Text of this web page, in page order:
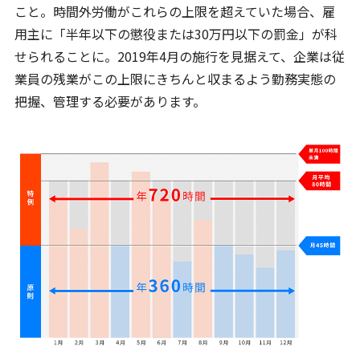
こと。時間外労働がこれらの上限を超えていた場合、雇
用主に「半年以下の懲役または30万円以下の罰金」が科
せられることに。2019年4月の施行を見据えて、企業は従
業員の残業がこの上限にきちんと収まるよう勤務実態の
把握、管理する必要があります。